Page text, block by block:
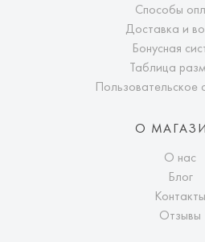
Способы
Доставка и
Бонусная
Таблица
Пользовательское
О
О нас
Блог
Контакты
Отзывы